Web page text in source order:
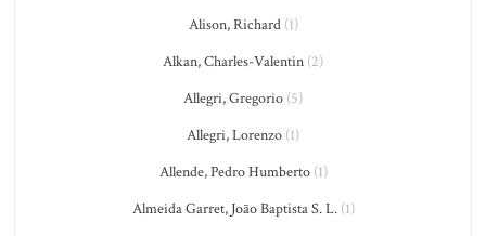
Alison, Richard(1)
Alkan, Charles-Valentin (2)
Allegri, Gregorio (5)
Allegri, Lorenzo (1)
Allende, Pedro Humberto(1)
Almeida Garret, João Baptista S. L.(1)